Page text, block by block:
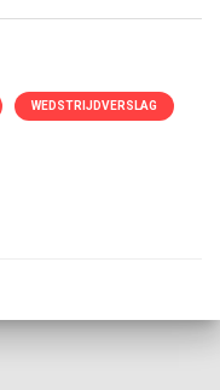
WEDSTRIJDVERSLAG